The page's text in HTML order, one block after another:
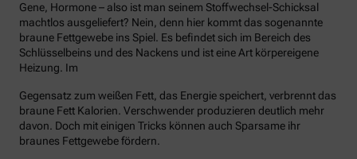
Gene, Hormone – also ist man seinem Stoffwechsel-Schicksal
machtlos ausgeliefert? Nein, denn hier kommt das sogenannte
braune Fettgewebe ins Spiel. Es befindet sich im Bereich des
Schlüsselbeins und des Nackens und ist eine Art körpereigene
Heizung. Im
Gegensatz zum weißen Fett, das Energie speichert, verbrennt das
braune Fett Kalorien. Verschwender produzieren deutlich mehr
davon. Doch mit einigen Tricks können auch Sparsame ihr
braunes Fettgewebe fördern.